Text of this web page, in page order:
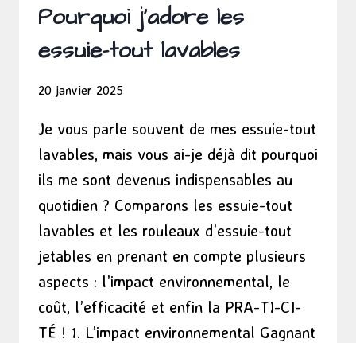
Pourquoi j’adore les
essuie-tout lavables
20 janvier 2025
Je vous parle souvent de mes essuie-tout
lavables, mais vous ai-je déjà dit pourquoi
ils me sont devenus indispensables au
quotidien ? Comparons les essuie-tout
lavables et les rouleaux d’essuie-tout
jetables en prenant en compte plusieurs
aspects : l’impact environnemental, le
coût, l’efficacité et enfin la PRA-TI-CI-
TÉ ! 1. L’impact environnemental Gagnant